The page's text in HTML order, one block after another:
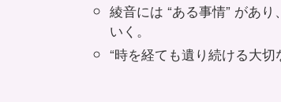
綾音には “ある事情” があ
いく。
“時を経ても遺り続ける大切